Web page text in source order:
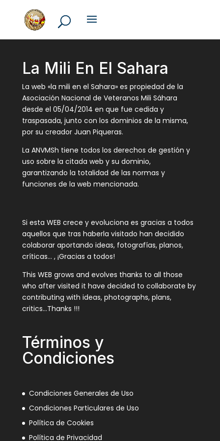
La Mili En El Sahara
La web «la mili en el Sahara» es propiedad de la
Asociación Nacional de Veteranos Mili Sáhara
desde el 05/04/2014 en que fue cedida y
traspasada, junto con los dominios de la misma,
por su creador Juan Piqueras.
La ANVMSh tiene todos los derechos de gestión y
uso sobre la citada web y su dominio,
garantizando la totalidad de las normas y
funciones de la web mencionada.
Si esta WEB crece y evoluciona es gracias a todos
aquellos que tras haberla visitado han decidido
colaborar aportando ideas, fotografías, planos,
críticas… , ¡Gracias a todos!
This WEB grows and evolves thanks to all those
who after visited it have decided to collaborate by
contributing with ideas, photographs, plans,
critics…Thanks !!!
Términos y
Condiciones
Condiciones Generales de Uso
Condiciones Particulares de Uso
Política de Cookies
Política de Privacidad